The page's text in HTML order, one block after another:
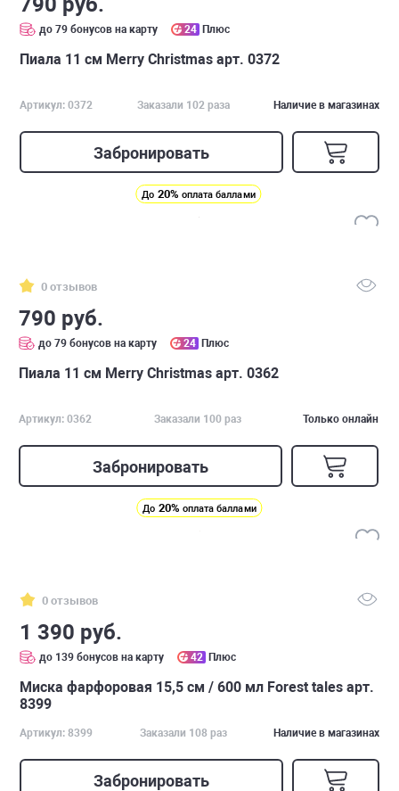
до 79 бонусов на карту 24 Плюс
Пиала 11 см Merry Christmas арт. 0372
Артикул: 0372 Заказали 102 раза Наличие в магазинах
Забронировать
До 20% оплата баллами
0 отзывов
790 руб.
до 79 бонусов на карту 24 Плюс
Пиала 11 см Merry Christmas арт. 0362
Артикул: 0362 Заказали 100 раз Только онлайн
Забронировать
До 20% оплата баллами
0 отзывов
1 390 руб.
до 139 бонусов на карту 42 Плюс
Миска фарфоровая 15,5 см / 600 мл Forest tales арт.
8399
Артикул: 8399 Заказали 108 раз Наличие в магазинах
Забронировать